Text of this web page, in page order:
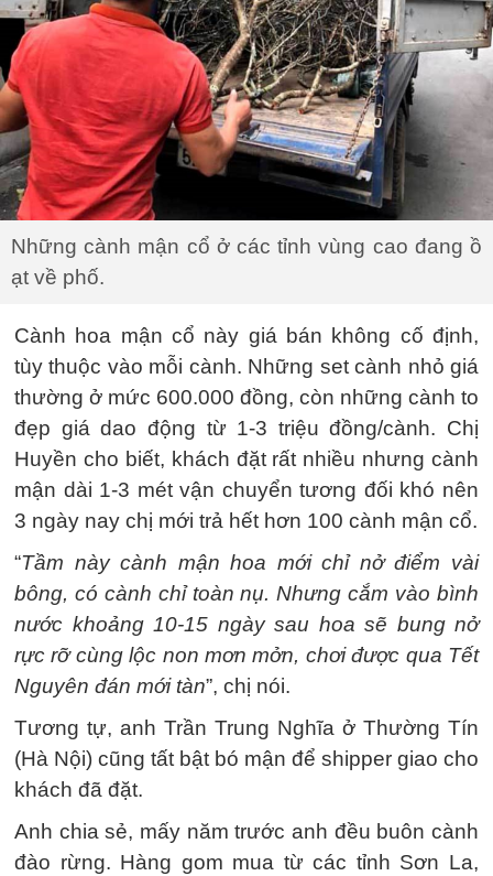
Những cành mận cổ ở các tỉnh vùng cao đang ồ
ạt về phố.
Cành hoa mận cổ này giá bán không cố định,
tùy thuộc vào mỗi cành. Những set cành nhỏ giá
thường ở mức 600.000 đồng, còn những cành to
đẹp giá dao động từ 1-3 triệu đồng/cành. Chị
Huyền cho biết, khách đặt rất nhiều nhưng cành
mận dài 1-3 mét vận chuyển tương đối khó nên
3 ngày nay chị mới trả hết hơn 100 cành mận cổ.
“Tầm này cành mận hoa mới chỉ nở điểm vài
bông, có cành chỉ toàn nụ. Nhưng cắm vào bình
nước khoảng 10-15 ngày sau hoa sẽ bung nở
rực rỡ cùng lộc non mơn mởn, chơi được qua Tết
Nguyên đán mới tàn”, chị nói.
Tương tự, anh Trần Trung Nghĩa ở Thường Tín
(Hà Nội) cũng tất bật bó mận để shipper giao cho
khách đã đặt.
Anh chia sẻ, mấy năm trước anh đều buôn cành
đào rừng. Hàng gom mua từ các tỉnh Sơn La,